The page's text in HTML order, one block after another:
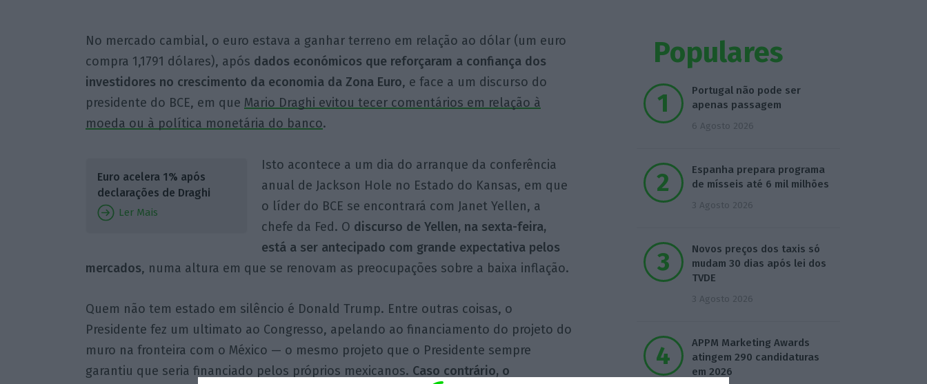
No mercado cambial, o euro estava a ganhar terreno em relação ao dólar (um euro
compra 1,1791 dólares), após dados económicos que reforçaram a confiança dos
investidores no crescimento da economia da Zona Euro, e face a um discurso do
presidente do BCE, em que Mario Draghi evitou tecer comentários em relação à
moeda ou à política monetária do banco.
Euro acelera 1% após
declarações de Draghi
Ler Mais
Isto acontece a um dia do arranque da conferência
anual de Jackson Hole no Estado do Kansas, em que
o líder do BCE se encontrará com Janet Yellen, a
chefe da Fed. O discurso de Yellen, na sexta-feira,
está a ser antecipado com grande expectativa pelos
mercados, numa altura em que se renovam as preocupações sobre a baixa inflação.
Quem não tem estado em silêncio é Donald Trump. Entre outras coisas, o
Presidente fez um ultimato ao Congresso, apelando ao financiamento do projeto do
muro na fronteira com o México — o mesmo projeto que o Presidente sempre
garantiu que seria financiado pelos próprios mexicanos. Caso contrário, o
Populares
Portugal não pode ser
apenas passagem
6 Agosto 2026
Espanha prepara programa
de mísseis até 6 mil milhões
3 Agosto 2026
Novos preços dos taxis só
mudam 30 dias após lei dos
TVDE
3 Agosto 2026
APPM Marketing Awards
atingem 290 candidaturas
em 2026